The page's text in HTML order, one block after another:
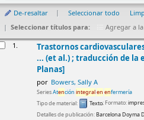
De-resaltar Seleccionar todo
Seleccionar títulos para:
Agregar a
1. Trastornos
... (et al.) ; traducción de la
Planas]
por Bowers, Sally A
SeriesAtención integralen enfermería
Tipo de material:
Texto; Formato:
Detalles de publicación:BarcelonaDoyma